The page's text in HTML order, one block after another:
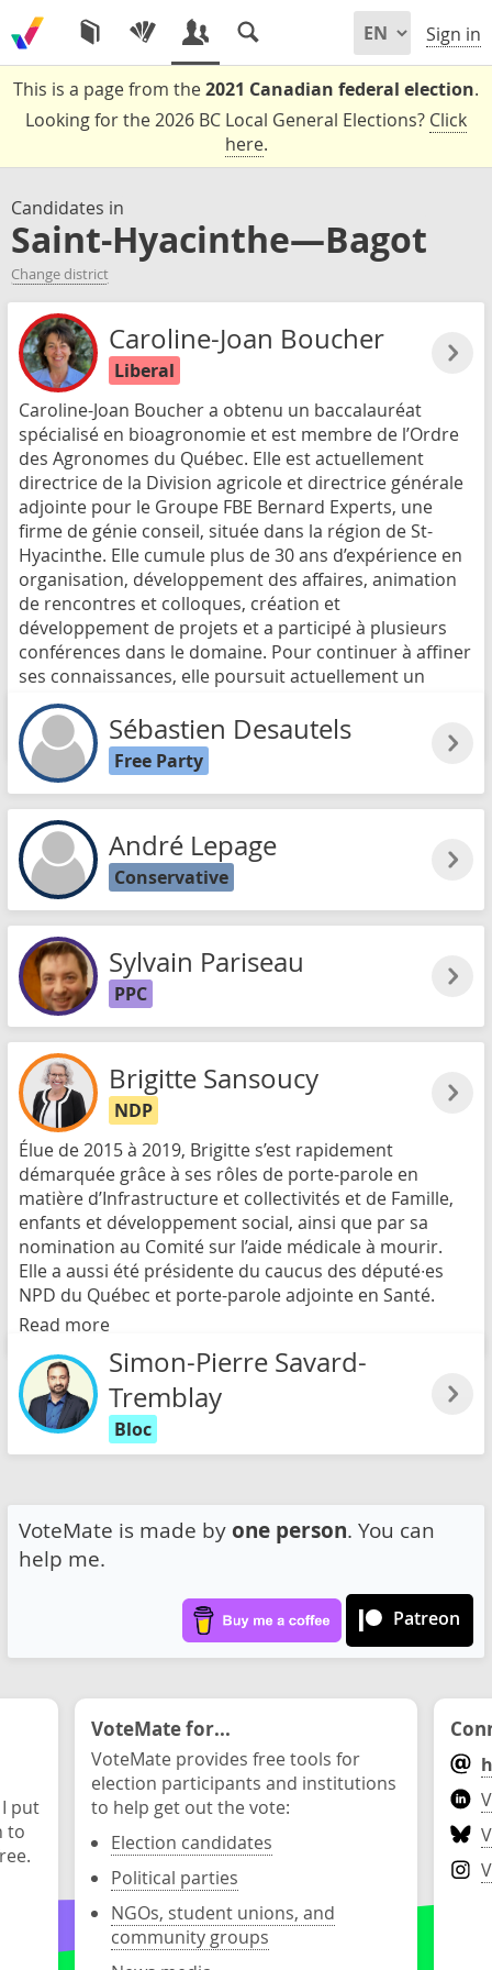
Sign in
This is a page from the2021 Canadian federal election.
Looking for the 2026 BC Local General Elections? Click
here.
Candidates in
Saint-Hyacinthe—Bagot
Change district
Caroline-Joan Boucher
Liberal
Caroline-Joan Boucher a obtenu un baccalauréat
spécialisé en bioagronomie et est membre de l’Ordre
des Agronomes du Québec. Elle est actuellement
directrice de la Division agricole et directrice générale
adjointe pour le Groupe FBE Bernard Experts, une
firme de génie conseil, située dans la région de St-
Hyacinthe. Elle cumule plus de 30 ans d’expérience en
organisation, développement des affaires, animation
de rencontres et colloques, création et
développement de projets et a participé à plusieurs
conférences dans le domaine. Pour continuer à affiner
ses connaissances, elle poursuit actuellement un
certificat en droit à l’Université Laval.
Read more Sébastien Desautels
Free Party
André Lepage
Conservative
Sylvain Pariseau
PPC
Brigitte Sansoucy
NDP
Élue de 2015 à 2019, Brigitte s’est rapidement
démarquée grâce à ses rôles de porte-parole en
matière d’Infrastructure et collectivités et de Famille,
enfants et développement social, ainsi que par sa
nomination au Comité sur l’aide médicale à mourir.
Elle a aussi été présidente du caucus des député∙es
NPD du Québec et porte-parole adjointe en Santé.
Read more
Simon-Pierre Savard-
Tremblay
Bloc
VoteMate is made by one person. You can
help me.
Patreon
put
to
VoteMate for...
VoteMate provides free tools for
election participants and institutions
to help get out the vote:
Election candidates
Political parties
NGOs, student unions, and
community groups